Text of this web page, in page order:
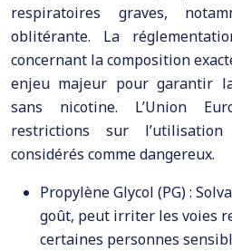
respiratoires graves,
oblitérante. La
concernant la composition
enjeu majeur pour garantir
sans nicotine. L’Union
restrictions sur
considérés comme dangereux.
Propylène Glycol (PG) :
goût, peut irriter les voies
certaines personnes